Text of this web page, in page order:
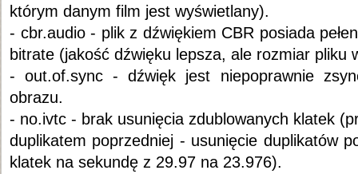
którym danym film jest wyświetlany).
- cbr.audio - plik z dźwiękiem CBR posiada
bitrate (jakość dźwięku lepsza, ale rozmiar pliku
- out.of.sync - dźwięk jest niepoprawnie
obrazu.
- no.ivtc - brak usunięcia zdublowanych klatek
duplikatem poprzedniej - usunięcie duplikatów
klatek na sekundę z 29.97 na 23.976).